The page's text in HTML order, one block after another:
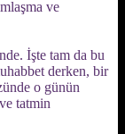
ve
İşte tam da bu
derken, bir
o günün
tatmin